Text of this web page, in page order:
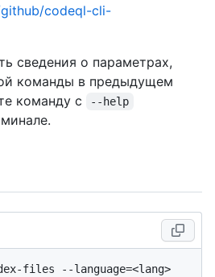
codeql-cli-
сведения о параметрах,
команды в предыдущем
команду с
--help
files --language=<lang>